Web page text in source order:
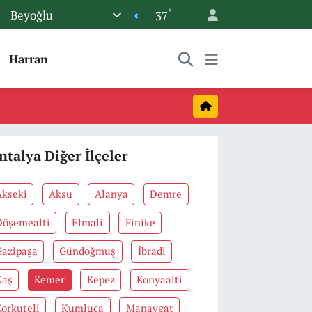
Beyoğlu 37°
Harran
Diğer İlçeler
Aksu Alanya Demre
Elmali Finike
Gündoğmuş İbradi
Kemer Kepez Konyaalti
Kumluca Manavgat